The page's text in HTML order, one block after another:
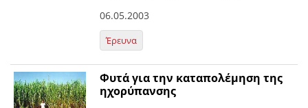
06.05.2003
Έρευνα
Φυτά για την καταπολέμηση της
ηχορύπανσης